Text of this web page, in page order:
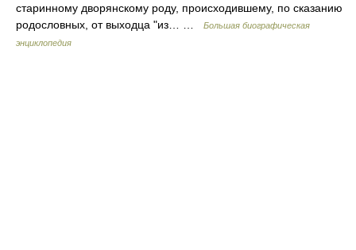
старинному дворянскому роду, происходившему, по сказанию
родословных, от выходца "из… …
Большая биографическая
энциклопедия